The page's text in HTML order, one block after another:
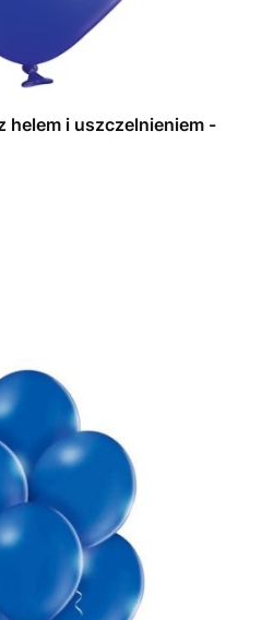
i uszczelnieniem -